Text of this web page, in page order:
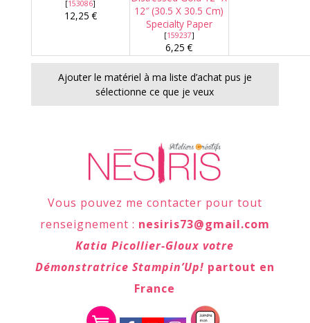
[153086]
12,25 €
12″ (30.5 X 30.5 Cm)
Specialty Paper
[159237]
6,25 €
Ajouter le matériel à ma liste d’achat pus je
sélectionne ce que je veux
Vous pouvez me contacter pour tout
renseignement : nesiris73@gmail.com
Katia Picollier-Gloux votre
Démonstratrice Stampin’Up! partout en
France